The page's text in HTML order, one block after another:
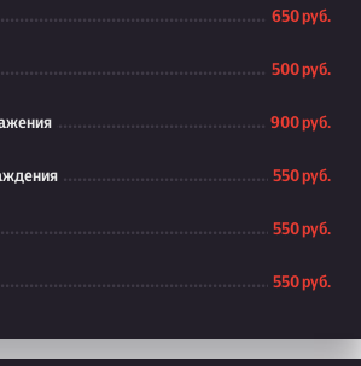
650 руб.
500 руб.
900 руб.
550 руб.
550 руб.
550 руб.